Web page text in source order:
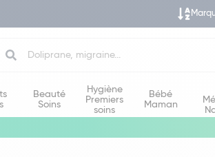
Beauté
Soins
Hygiène
Premiers
soins
Bébé
Maman